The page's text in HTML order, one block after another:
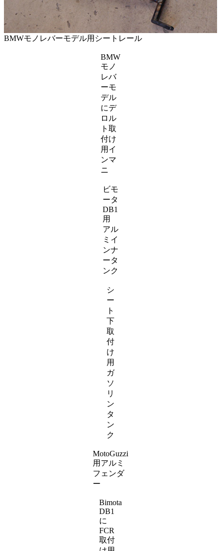
BMWモノレバーモデル用シートレール
BMW
モノ
レバ
ーモ
デル
にデ
ロル
ト取
付け
用イ
ンマ
ニ
ビモ
ータ
DB1
用
アル
ミイ
ンナ
ータ
ンク
シ
ー
ト
下
取
付
け
用
ガ
ソ
リ
ン
タ
ン
ク
MotoGuzzi
用アルミ
フェンダ
ー
Bimota
DB1
に
FCR
取付